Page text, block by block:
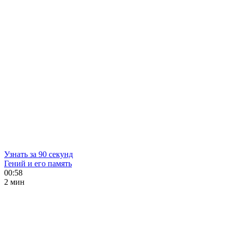
Узнать за 90 секунд
Гений и его память
00:58
2 мин